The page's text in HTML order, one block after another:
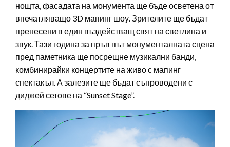
нощта, фасадата на монумента ще бъде осветена от
впечатляващо 3D мапинг шоу. Зрителите ще бъдат
пренесени в един въздействащ свят на светлина и
звук. Тази година за пръв път монументалната сцена
пред паметника ще посрещне музикални банди,
комбинирайки концертите на живо с мапинг
спектакъл. А залезите ще бъдат съпроводени с
диджей сетове на “Sunset Stage”.